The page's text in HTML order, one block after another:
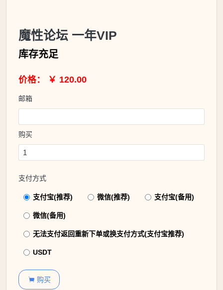
魔性论坛 一年VIP
库存充足
价格： ￥ 120.00
邮箱
购买
支付方式
支付宝(推荐) 微信(推荐) 支付宝(备用)
微信(备用)
无法支付返回重新下单或换支付方式(支付宝推荐)
USDT
 购买